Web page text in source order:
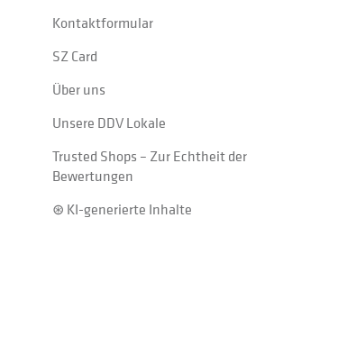
Kontaktformular
SZ Card
Über uns
Unsere DDV Lokale
Trusted Shops – Zur Echtheit der
Bewertungen
⊛ KI-generierte Inhalte